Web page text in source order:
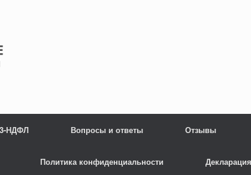
НДФЛ Вопросы и ответы Отзывы
Политика конфиденциальности